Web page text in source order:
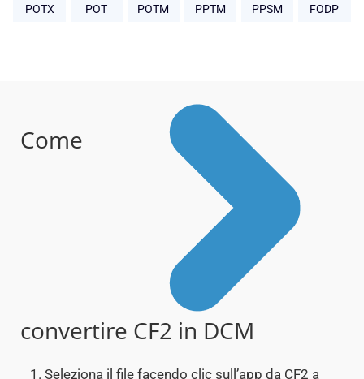
POTX
POT
POTM
PPTM
PPSM
FODP
Come
convertire CF2 in DCM
Seleziona il file facendo clic sull’app da CF2 a